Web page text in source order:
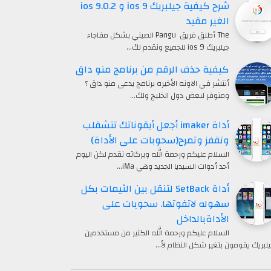
شرح كيفية جيلبريك ios 9 و ios 9.0.2
الغير مقيد
The أطلق فريق Pangu الصيني بشكل مفاجاء
جيلبريك ios 9 للجميع ونقدم لك…
كيفية حذف الرقم من برنامج منو داق
أنتشر في الاونه الأخيره برنامج يدعى منو داق ؟
ومتوفر لبعض دول الخليج ولك…
أداة imaker أجعل أيقوناتك تتشقلب
وتقفز وتمرح(سحوبات على الأداة)
السلام عليكم ورحمة الله وبركاته نقدم لكن اليوم
أحد أدوات السيديا الجديد وهي iMa…
أداة SetBack لتنقل بين الثيمات بكل
سهوله لاتفوتها. سحوبات على
الأداةبالداخل
السلام عليكم ورحمة الله الكثير من مستخدمين
يقومون بتغير شكل النظام لأ…